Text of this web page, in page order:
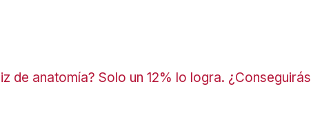
de anatomía? Solo un 12% lo logra. ¿Conseguirás